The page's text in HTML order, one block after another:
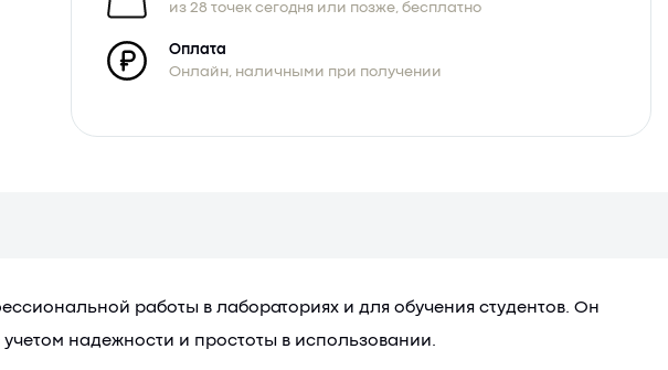
из 28 точек сегодня или позже, бесплатно
Оплата
Онлайн, наличными при получении
работы в лабораториях и для обучения студентов. Он
надежности и простоты в использовании.